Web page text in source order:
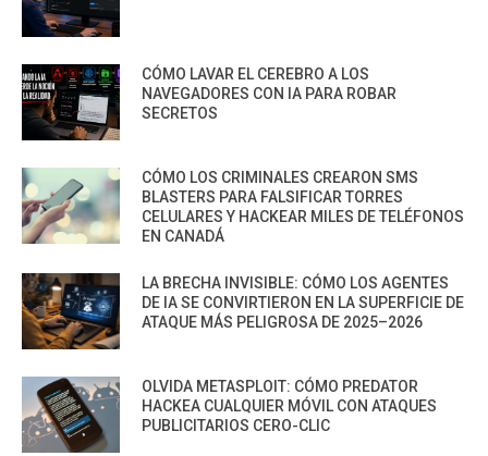
CÓMO LAVAR EL CEREBRO A LOS
NAVEGADORES CON IA PARA ROBAR
SECRETOS
CÓMO LOS CRIMINALES CREARON SMS
BLASTERS PARA FALSIFICAR TORRES
CELULARES Y HACKEAR MILES DE TELÉFONOS
EN CANADÁ
LA BRECHA INVISIBLE: CÓMO LOS AGENTES
DE IA SE CONVIRTIERON EN LA SUPERFICIE DE
ATAQUE MÁS PELIGROSA DE 2025–2026
OLVIDA METASPLOIT: CÓMO PREDATOR
HACKEA CUALQUIER MÓVIL CON ATAQUES
PUBLICITARIOS CERO-CLIC